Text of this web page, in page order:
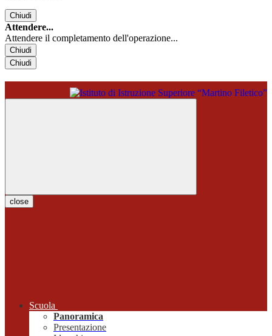
Chiudi
Attendere...
Attendere il completamento dell'operazione...
Chiudi
Chiudi
close
Scuola
Panoramica
Presentazione